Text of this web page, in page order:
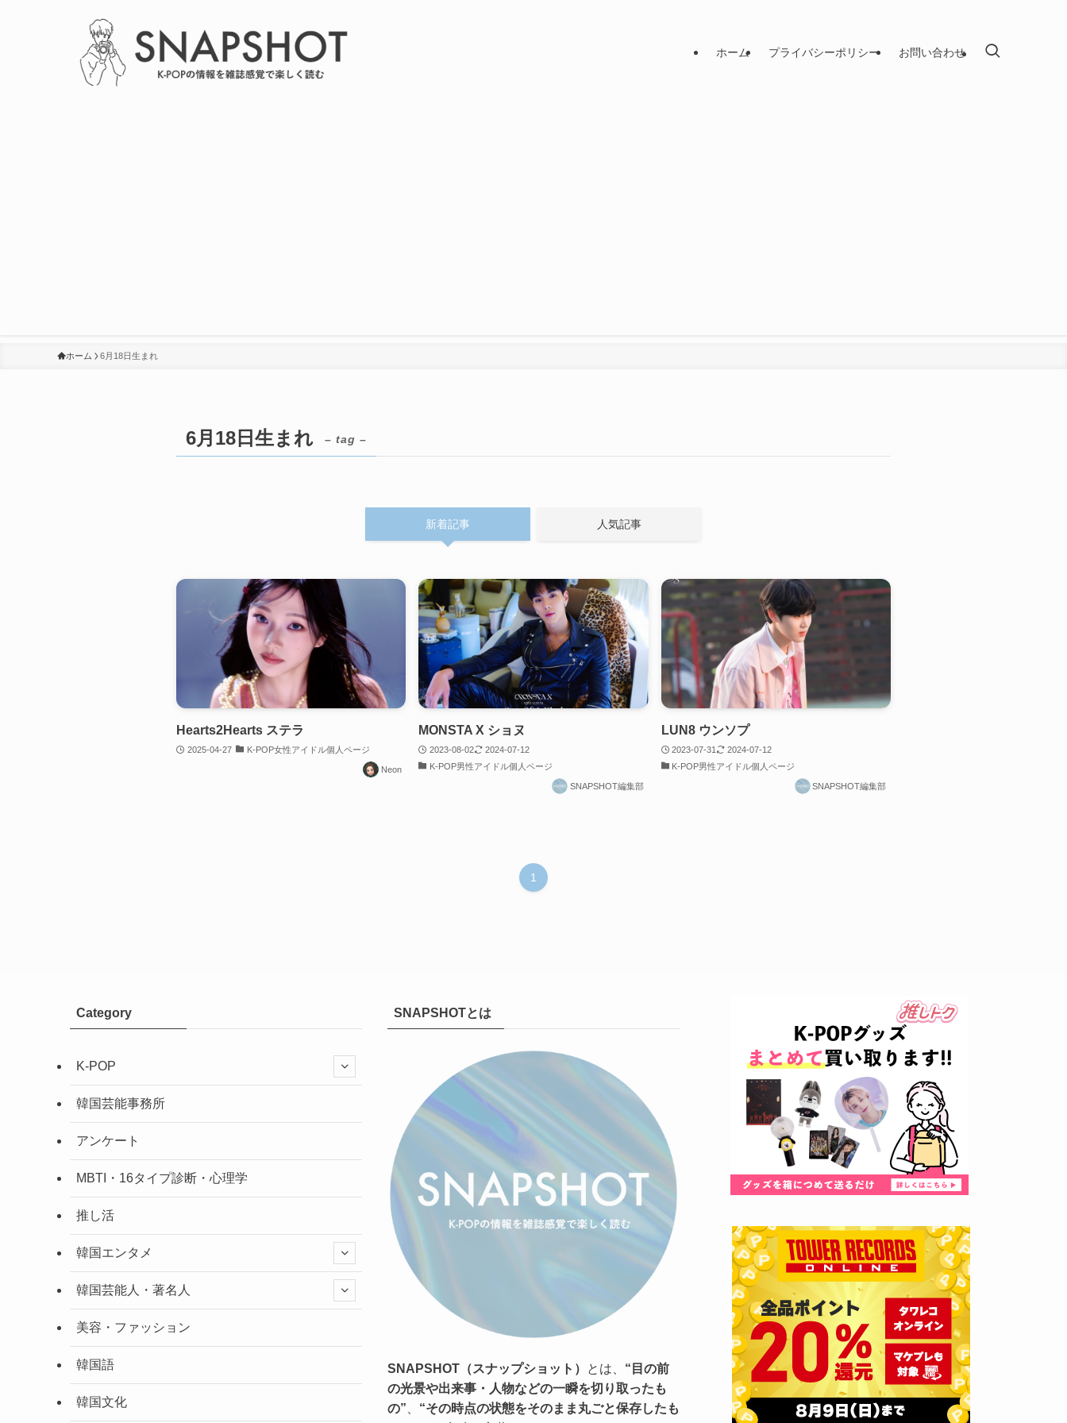
ホーム プライバシーポリシー お問い合わせ
ホーム 6月18日生まれ
6月18日生まれ – tag –
新着記事 人気記事
Hearts2Hearts ステラ
2025-04-27 K-POP女性アイドル個人ページ
Neon
MONSTA X ショヌ
2023-08-02
2024-07-12
K-POP男性アイドル個人ページ
SNAPSHOT編集部
LUN8 ウンソプ
2023-07-31
2024-07-12
K-POP男性アイドル個人ページ
SNAPSHOT編集部
1
Category
K-POP
韓国芸能事務所
アンケート
MBTI・16タイプ診断・心理学
推し活
韓国エンタメ
韓国芸能人・著名人
美容・ファッション
韓国語
韓国文化
SNAPSHOTとは
SNAPSHOT（スナップショット） とは、 “目の前
の光景や出来事・人物などの一瞬を切り取ったも
の”、 “その時点の状態をそのまま丸ごと保存したも